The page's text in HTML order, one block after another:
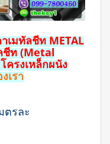
เมทัลชีท METAL
ชีท (Metal
ครงเหล็กผนัง
เรา
ตรละ